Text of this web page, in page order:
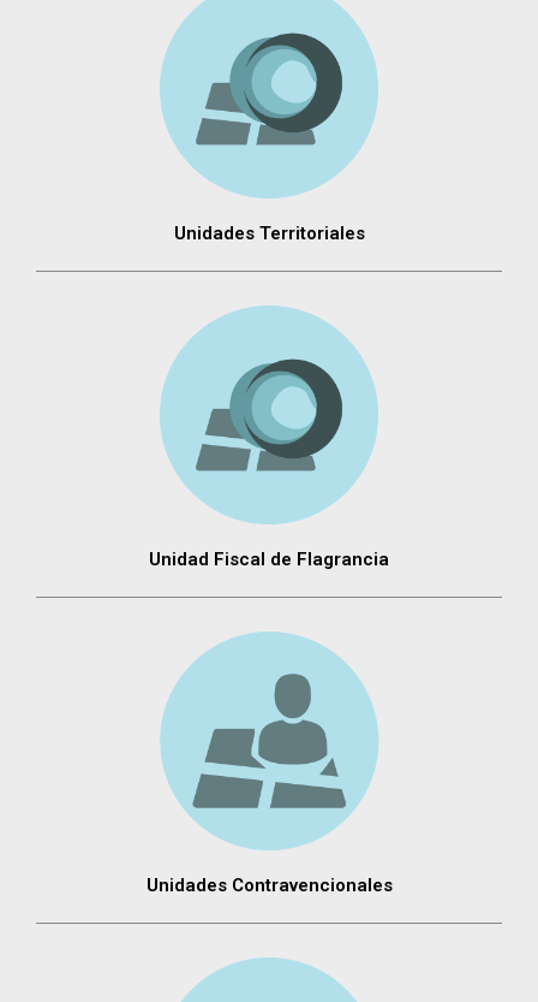
Unidades Territoriales
Unidad Fiscal de Flagrancia
Unidades Contravencionales